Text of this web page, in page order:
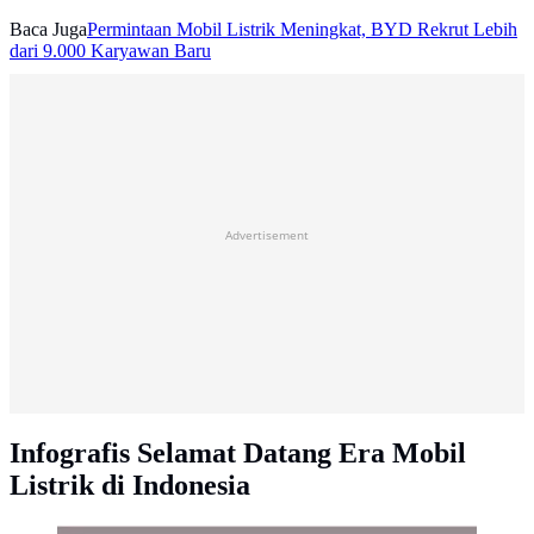
Baca JugaPermintaan Mobil Listrik Meningkat, BYD Rekrut Lebih
dari 9.000 Karyawan Baru
Advertisement
Infografis Selamat Datang Era Mobil
Listrik di Indonesia